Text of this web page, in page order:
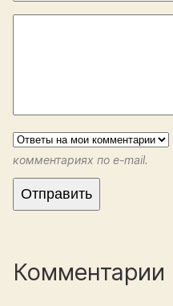
комментариях по e-mail.
Комментарии